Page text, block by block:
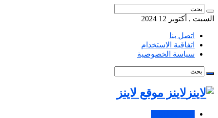
السبت , أكتوبر 12 2024
اتصل بنا
اتفاقية الاستخدام
سياسة الخصوصية
لاينز موقع لاينز